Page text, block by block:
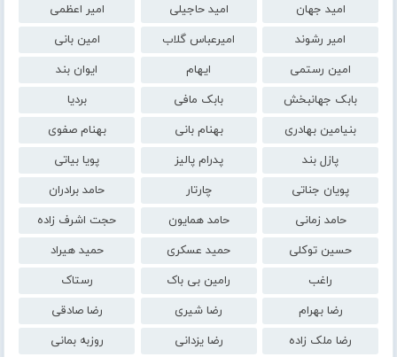
امید جهان
امید حاجیلی
امیر اعظمی
امیر رشوند
امیرعباس گلاب
امین بانی
امین رستمی
ایهام
ایوان بند
بابک جهانبخش
بابک مافی
بردیا
بنیامین بهادری
بهنام بانی
بهنام صفوی
پازل بند
پدرام پالیز
پویا بیاتی
پویان جناتی
چارتار
حامد برادران
حامد زمانی
حامد همایون
حجت اشرف زاده
حسین توکلی
حمید عسکری
حمید هیراد
راغب
رامین بی باک
رستاک
رضا بهرام
رضا شیری
رضا صادقی
رضا ملک زاده
رضا یزدانی
روزبه بمانی